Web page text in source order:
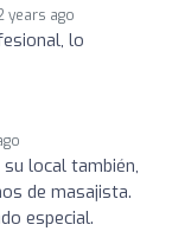
years ago
lo
local también,
de masajista.
especial.